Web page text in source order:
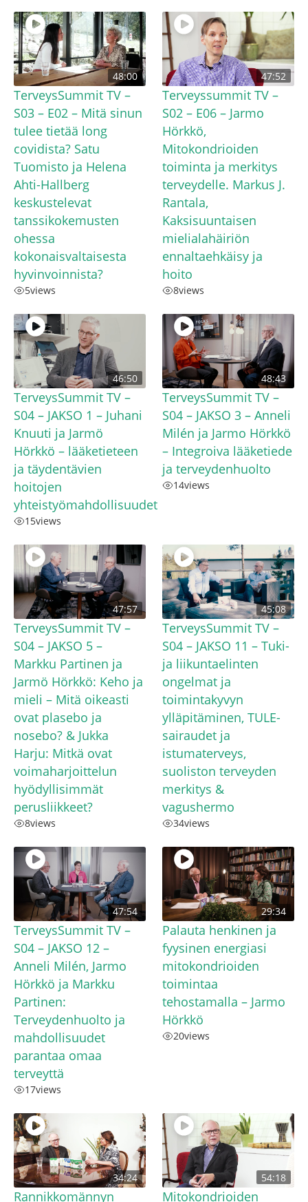
48:00
TerveysSummit TV –
S03 – E02 – Mitä sinun
tulee tietää long
covidista? Satu
Tuomisto ja Helena
Ahti-Hallberg
keskustelevat
tanssikokemusten
ohessa
kokonaisvaltaisesta
hyvinvoinnista?
5views
47:52
Terveyssummit TV –
S02 – E06 – Jarmo
Hörkkö,
Mitokondrioiden
toiminta ja merkitys
terveydelle. Markus J.
Rantala,
Kaksisuuntaisen
mielialahäiriön
ennaltaehkäisy ja
hoito
8views
46:50
TerveysSummit TV –
S04 – JAKSO 1 – Juhani
Knuuti ja Jarmö
Hörkkö – lääketieteen
ja täydentävien
hoitojen
yhteistyömahdollisuudet
15views
48:43
TerveysSummit TV –
S04 – JAKSO 3 – Anneli
Milén ja Jarmo Hörkkö
– Integroiva lääketiede
ja terveydenhuolto
14views
47:57
TerveysSummit TV –
S04 – JAKSO 5 –
Markku Partinen ja
Jarmö Hörkkö: Keho ja
mieli – Mitä oikeasti
ovat plasebo ja
nosebo? & Jukka
Harju: Mitkä ovat
voimaharjoittelun
hyödyllisimmät
perusliikkeet?
8views
45:08
TerveysSummit TV –
S04 – JAKSO 11 – Tuki-
ja liikuntaelinten
ongelmat ja
toimintakyvyn
ylläpitäminen, TULE-
sairaudet ja
istumaterveys,
suoliston terveyden
merkitys &
vagushermo
34views
47:54
TerveysSummit TV –
S04 – JAKSO 12 –
Anneli Milén, Jarmo
Hörkkö ja Markku
Partinen:
Terveydenhuolto ja
mahdollisuudet
parantaa omaa
terveyttä
17views
29:34
Palauta henkinen ja
fyysinen energiasi
mitokondrioiden
toimintaa
tehostamalla – Jarmo
Hörkkö
20views
34:24
Rannikkomännyn
54:18
Mitokondrioiden